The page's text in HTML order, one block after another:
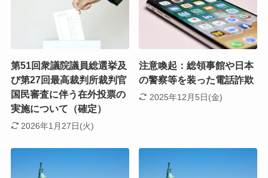
第51回衆議院議員総選挙及
び第27回最高裁判所裁判官
国民審査に伴う在外投票の
実施について（確定）
2026年1月27日(火)
注意喚起：総領事館や日本
の警察等を装った電話詐欺
2025年12月5日(金)